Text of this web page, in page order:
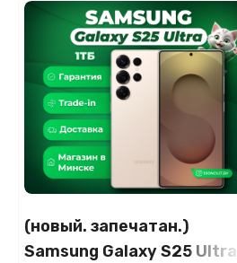
(новый. запечатан.)
Samsung Galaxy S25 Ultra